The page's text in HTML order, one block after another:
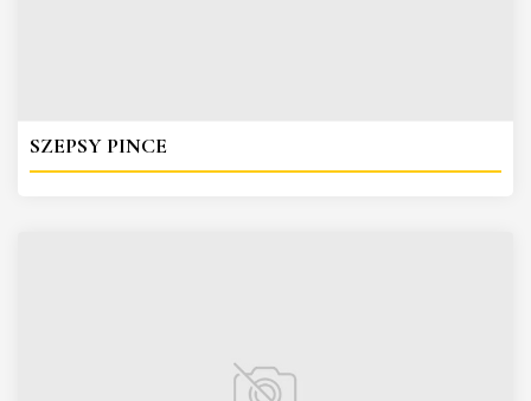
SZEPSY PINCE